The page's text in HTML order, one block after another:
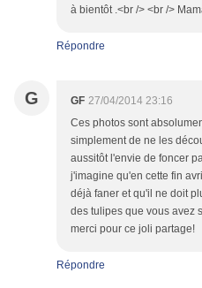
à bientôt .<br /> <br />
Répondre
G GF 27/04/2014 23:16
Ces photos sont
simplement de ne les
aussitôt l'envie de foncer
j'imagine qu'en cette fin
déjà faner et qu'il ne doit
des tulipes que vous avez
merci pour ce joli partage!
Répondre